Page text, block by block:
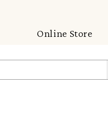
Online Store